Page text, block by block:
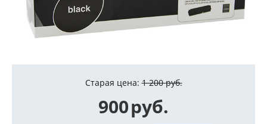
Старая цена: 1 200 руб.
900руб.